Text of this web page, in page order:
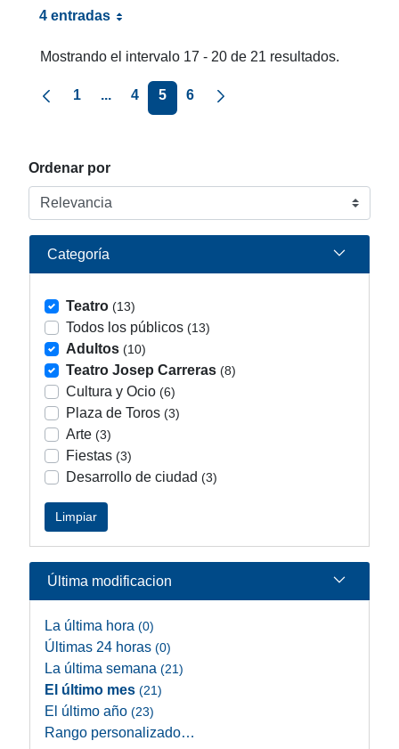
Ordenar por
Categoría
Teatro (13)
Todos los públicos (13)
Adultos (10)
Teatro Josep Carreras (8)
Cultura y Ocio (6)
Plaza de Toros (3)
Arte (3)
Fiestas (3)
Desarrollo de ciudad (3)
Limpiar
Última modificacion
La última hora (0)
Últimas 24 horas (0)
La última semana (21)
El último mes (21)
El último año (23)
Rango personalizado…
4 entradas
Mostrando el intervalo 17 - 20 de 21 resultados.
Página anterior
1 ... 4 5 6